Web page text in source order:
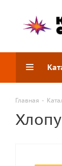
Главная -